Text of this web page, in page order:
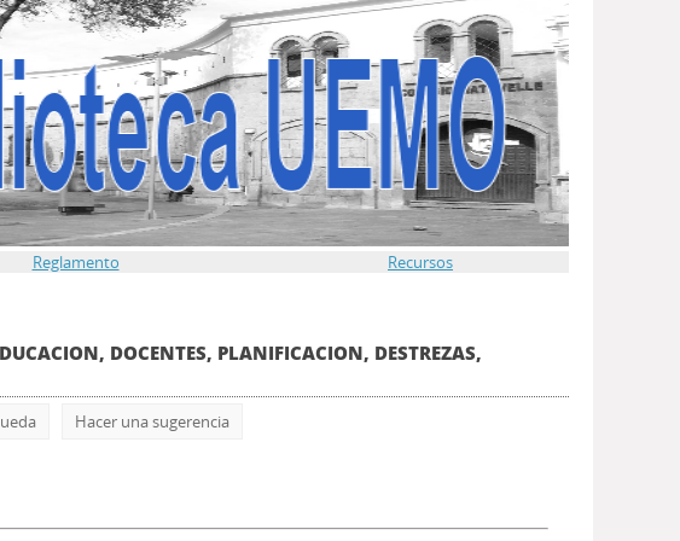
Reglamento Recursos
DOCENTES, PLANIFICACION, DESTREZAS,
Hacer una sugerencia